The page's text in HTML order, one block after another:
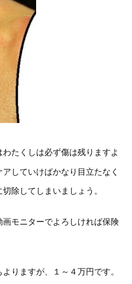
たくしは必ず傷は残りますよ
していけばかなり目立たなく
除してしまいましょう。
モニターでよろしければ保険
りますが、１～４万円です。